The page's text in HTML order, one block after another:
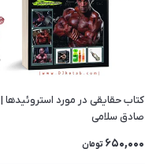
کتاب حقایقی در مورد استروئیدها |
صادق سلامی
650,000 تومان